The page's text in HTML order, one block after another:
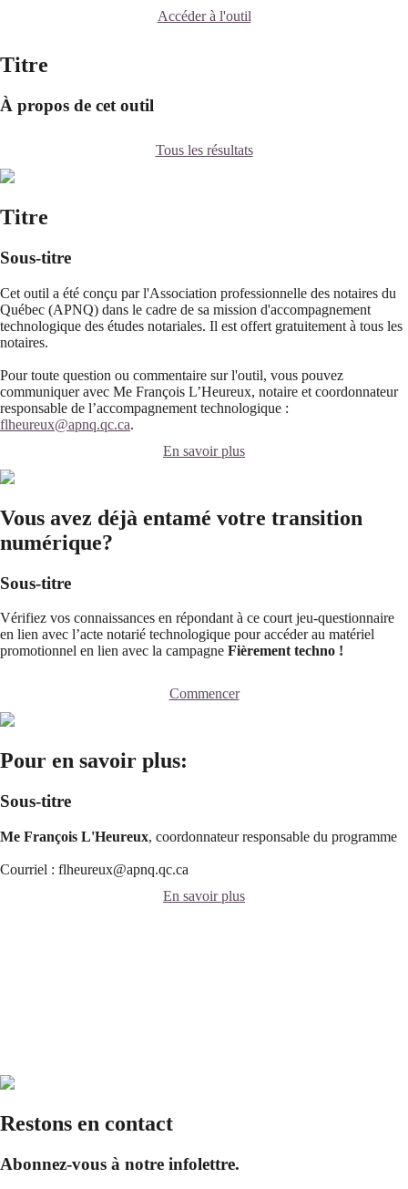
Accéder à l'outil
Titre
À propos de cet outil
Tous les résultats
Titre
Sous-titre
Cet outil a été conçu par l'Association professionnelle des notaires du
Québec (APNQ) dans le cadre de sa mission d'accompagnement
technologique des études notariales. Il est offert gratuitement à tous les
notaires.
Pour toute question ou commentaire sur l'outil, vous pouvez
communiquer avec Me François L’Heureux, notaire et coordonnateur
responsable de l’accompagnement technologique :
flheureux@apnq.qc.ca.
En savoir plus
Vous avez déjà entamé votre transition
numérique?
Sous-titre
Vérifiez vos connaissances en répondant à ce court jeu-questionnaire
en lien avec l’acte notarié technologique pour accéder au matériel
promotionnel en lien avec la campagne Fièrement techno !
Commencer
Pour en savoir plus:
Sous-titre
Me François L'Heureux, coordonnateur responsable du programme
Courriel : flheureux@apnq.qc.ca
En savoir plus
Restons en contact
Abonnez-vous à notre infolettre.